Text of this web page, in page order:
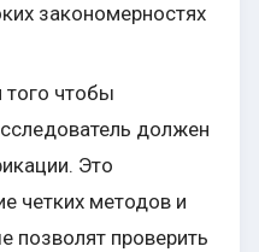
закономерностях
того чтобы
должен
Это
четких методов и
позволят проверить